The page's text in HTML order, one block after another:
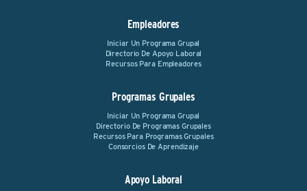
Empleadores
Iniciar Un Programa Grupal
Directorio De Apoyo Laboral
Recursos Para Empleadores
Programas Grupales
Iniciar Un Programa Grupal
Directorio De Programas Grupales
Recursos Para Programas Grupales
Consorcios De Aprendizaje
Apoyo Laboral